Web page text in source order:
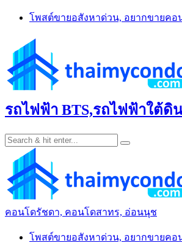
Skip
โพสต์ขายอสังหาด่วน, อยากขายค
รถไฟฟ้า BTS,รถไฟฟ้าใต้
คอนโดรัชดา, คอนโดสาทร, อ่อนนุช
โพสต์ขายอสังหาด่วน, อยากขายค